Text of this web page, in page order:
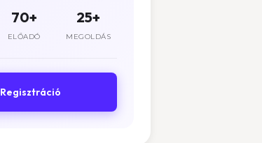
70+
ELŐADÓ
25+
MEGOLDÁS
Regisztráció